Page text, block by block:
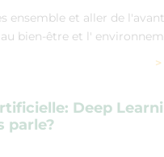
ensemble et aller de
bien-être et l'
Deep
parle?